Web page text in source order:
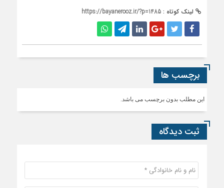
لینک کوتاه : https://bayanerooz.ir/?p=1485
برچسب ها
این مطلب بدون برچسب می باشد.
ثبت دیدگاه